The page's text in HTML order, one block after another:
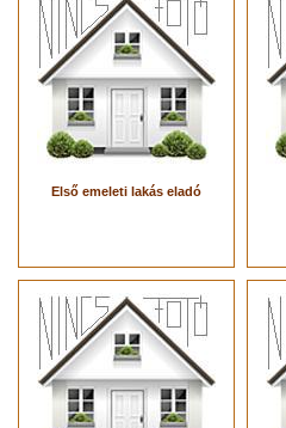
Első emeleti lakás eladó